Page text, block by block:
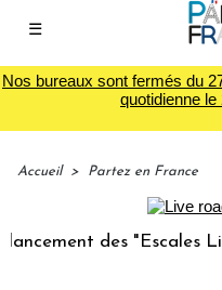
☰
Nos bureaux sont fermés du
quotidienne le
Accueil > Partez en France
des "Escales